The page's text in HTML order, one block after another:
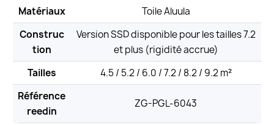
Matériaux
Toile Aluula
Construc
tion
Version SSD disponible pour les tailles 7.2
et plus (rigidité accrue)
Tailles
4.5 / 5.2 / 6.0 / 7.2 / 8.2 / 9.2 m²
Référence
reedin
ZG-PGL-6043